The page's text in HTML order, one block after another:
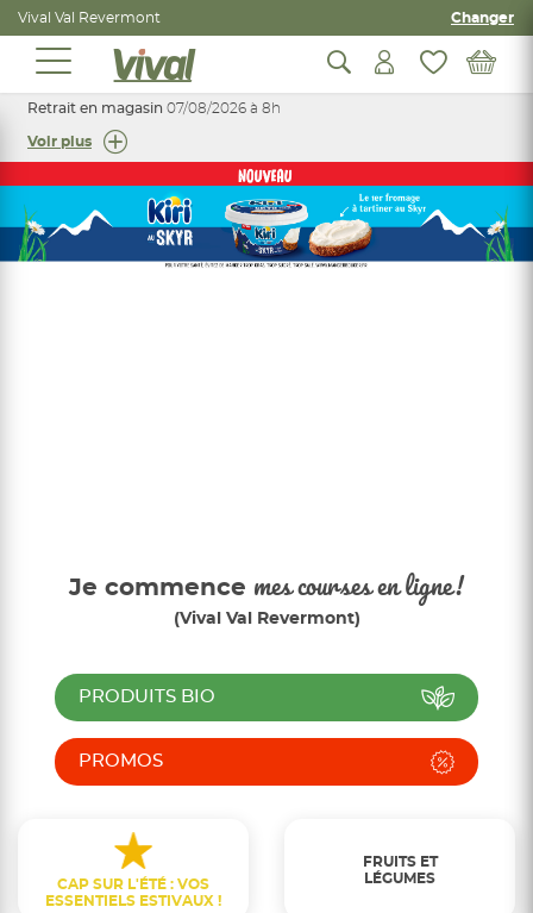
Vival Val Revermont Changer
Retrait en magasin 07/08/2026 à 8h
Voir plus
Je commence mes courses en ligne!
(Vival Val Revermont)
PRODUITS BIO
PROMOS
CAP SUR L'ÉTÉ : VOS
ESSENTIELS ESTIVAUX !
FRUITS ET
LÉGUMES